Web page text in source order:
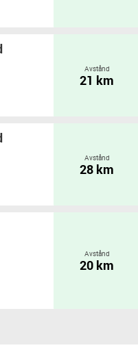
Avstånd
21 km
Avstånd
28 km
Avstånd
20 km